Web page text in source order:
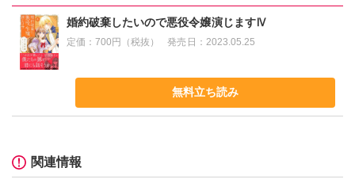
婚約破棄したいので悪役令嬢演じますⅣ
定価：700円（税抜） 発売日： 2023.05.25
無料立ち読み
関連情報